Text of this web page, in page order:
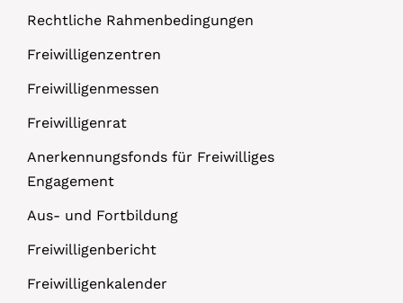
Rechtliche Rahmenbedingungen
Freiwilligenzentren
Freiwilligenmessen
Freiwilligenrat
Anerkennungsfonds für Freiwilliges
Engagement
Aus- und Fortbildung
Freiwilligenbericht
Freiwilligenkalender